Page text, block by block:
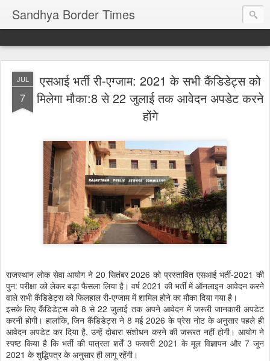
Sandhya Border Times
JUL
7
एसआई भर्ती री-एग्जाम: 2021 के सभी कैंडिडेट्स को
मिलेगा मौका:8 से 22 जुलाई तक आवेदन अपडेट करने
होंगे
राजस्थान लोक सेवा आयोग ने 20 सितंबर 2026 को प्रस्तावित एसआई भर्ती-2021 की
पुन: परीक्षा को लेकर बड़ा फैसला लिया है। वर्ष 2021 की भर्ती में ऑनलाइन आवेदन करने
वाले सभी कैंडिडेट्स को फिलहाल री-एग्जाम में शामिल होने का मौका दिया गया है।
इसके लिए कैंडिडेट्स को 8 से 22 जुलाई तक अपने आवेदन में जरूरी जानकारी अपडेट
करनी होगी। हालांकि, जिन कैंडिडेट्स ने 8 मई 2026 के प्रेस नोट के अनुसार पहले ही
आवेदन अपडेट कर दिया है, उन्हें दोबारा संशोधन करने की जरूरत नहीं होगी। आयोग ने
स्पष्ट किया है कि भर्ती की पात्रता शर्तें 3 फरवरी 2021 के मूल विज्ञापन और 7 जून
2021 के शुद्धिपत्र के अनुसार ही लागू रहेंगी।